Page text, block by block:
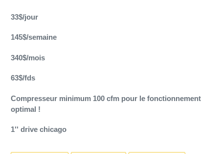
d'un
à
panier
33$/jour
145$/semaine
340$/mois
63$/fds
Compresseur minimum 100 cfm pour le fonctionnement
optimal !
1'' drive chicago